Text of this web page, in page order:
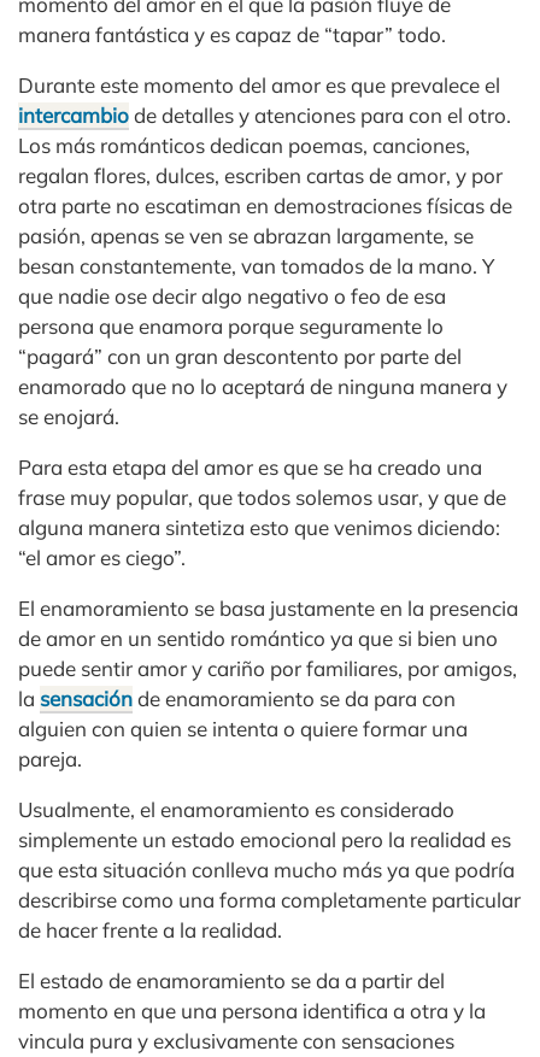
manera fantástica y es capaz de “tapar” todo.
Durante este momento del amor es que prevalece el
intercambiode detalles y atenciones para con el otro.
Los más románticos dedican poemas, canciones,
regalan flores, dulces, escriben cartas de amor, y por
otra parte no escatiman en demostraciones físicas de
pasión, apenas se ven se abrazan largamente, se
besan constantemente, van tomados de la mano. Y
que nadie ose decir algo negativo o feo de esa
persona que enamora porque seguramente lo
“pagará” con un gran descontento por parte del
enamorado que no lo aceptará de ninguna manera y
se enojará.
Para esta etapa del amor es que se ha creado una
frase muy popular, que todos solemos usar, y que de
alguna manera sintetiza esto que venimos diciendo:
“el amor es ciego”.
El enamoramiento se basa justamente en la presencia
de amor en un sentido romántico ya que si bien uno
puede sentir amor y cariño por familiares, por amigos,
la sensaciónde enamoramiento se da para con
alguien con quien se intenta o quiere formar una
pareja.
Usualmente, el enamoramiento es considerado
simplemente un estado emocional pero la realidad es
que esta situación conlleva mucho más ya que podría
describirse como una forma completamente particular
de hacer frente a la realidad.
El estado de enamoramiento se da a partir del
momento en que una persona identifica a otra y la
vincula pura y exclusivamente con sensaciones